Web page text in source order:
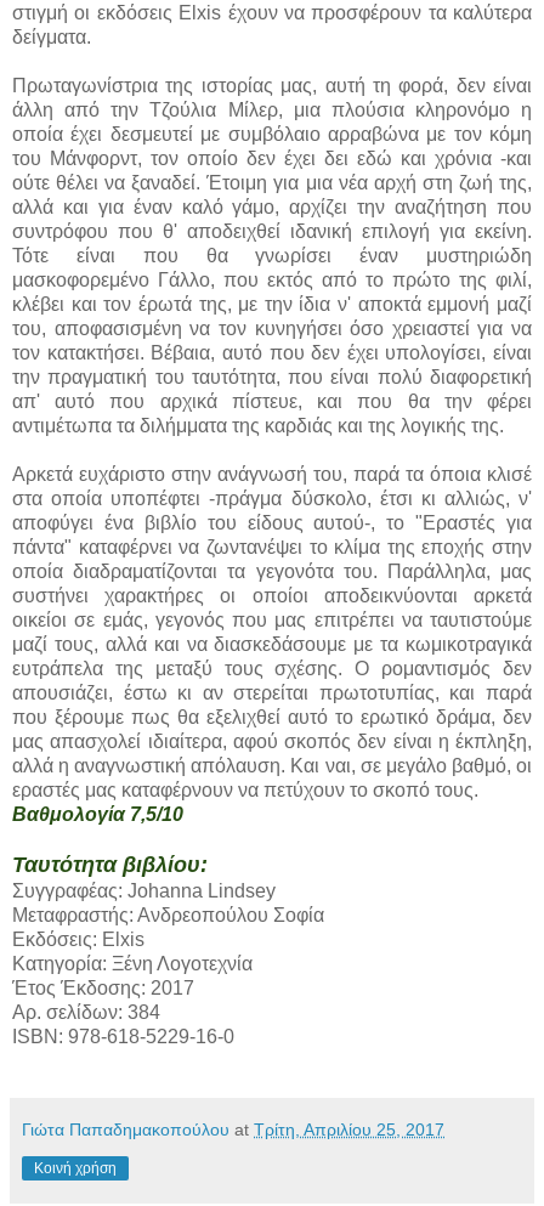
στιγμή οι εκδόσεις Elxis έχουν να προσφέρουν τα καλύτερα
δείγματα.
Πρωταγωνίστρια της ιστορίας μας, αυτή τη φορά, δεν είναι
άλλη από την Τζούλια Μίλερ, μια πλούσια κληρονόμο η
οποία έχει δεσμευτεί με συμβόλαιο αρραβώνα με τον κόμη
του Μάνφορντ, τον οποίο δεν έχει δει εδώ και χρόνια -και
ούτε θέλει να ξαναδεί. Έτοιμη για μια νέα αρχή στη ζωή της,
αλλά και για έναν καλό γάμο, αρχίζει την αναζήτηση που
συντρόφου που θ' αποδειχθεί ιδανική επιλογή για εκείνη.
Τότε είναι που θα γνωρίσει έναν μυστηριώδη
μασκοφορεμένο Γάλλο, που εκτός από το πρώτο της φιλί,
κλέβει και τον έρωτά της, με την ίδια ν' αποκτά εμμονή μαζί
του, αποφασισμένη να τον κυνηγήσει όσο χρειαστεί για να
τον κατακτήσει. Βέβαια, αυτό που δεν έχει υπολογίσει, είναι
την πραγματική του ταυτότητα, που είναι πολύ διαφορετική
απ' αυτό που αρχικά πίστευε, και που θα την φέρει
αντιμέτωπα τα διλήμματα της καρδιάς και της λογικής της.
Αρκετά ευχάριστο στην ανάγνωσή του, παρά τα όποια κλισέ
στα οποία υποπέφτει -πράγμα δύσκολο, έτσι κι αλλιώς, ν'
αποφύγει ένα βιβλίο του είδους αυτού-, το "Εραστές για
πάντα" καταφέρνει να ζωντανέψει το κλίμα της εποχής στην
οποία διαδραματίζονται τα γεγονότα του. Παράλληλα, μας
συστήνει χαρακτήρες οι οποίοι αποδεικνύονται αρκετά
οικείοι σε εμάς, γεγονός που μας επιτρέπει να ταυτιστούμε
μαζί τους, αλλά και να διασκεδάσουμε με τα κωμικοτραγικά
ευτράπελα της μεταξύ τους σχέσης. Ο ρομαντισμός δεν
απουσιάζει, έστω κι αν στερείται πρωτοτυπίας, και παρά
που ξέρουμε πως θα εξελιχθεί αυτό το ερωτικό δράμα, δεν
μας απασχολεί ιδιαίτερα, αφού σκοπός δεν είναι η έκπληξη,
αλλά η αναγνωστική απόλαυση. Και ναι, σε μεγάλο βαθμό, οι
εραστές μας καταφέρνουν να πετύχουν το σκοπό τους.
Βαθμολογία 7,5/10
Ταυτότητα βιβλίου:
Συγγραφέας: Johanna Lindsey
Μεταφραστής: Ανδρεοπούλου Σοφία
Εκδόσεις: Elxis
Κατηγορία: Ξένη Λογοτεχνία
Έτος Έκδοσης: 2017
Αρ. σελίδων: 384
ISBN: 978-618-5229-16-0
Γιώτα Παπαδημακοπούλου at Τρίτη, Απριλίου 25, 2017
Κοινή χρήση